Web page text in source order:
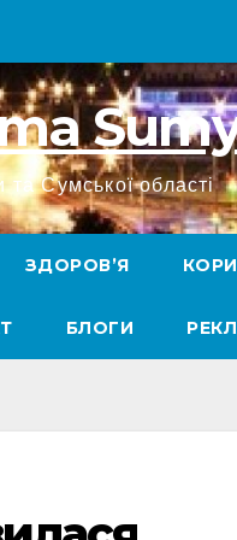
Сумської області
ЗДОРОВ’Я
БЛОГИ